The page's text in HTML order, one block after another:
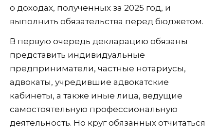
о доходах, полученных за 2025 год, и
выполнить обязательства перед бюджетом.
В первую очередь декларацию обязаны
представить индивидуальные
предприниматели, частные нотариусы,
адвокаты, учредившие адвокатские
кабинеты, а также иные лица, ведущие
самостоятельную профессиональную
деятельность. Но круг обязанных отчитаться